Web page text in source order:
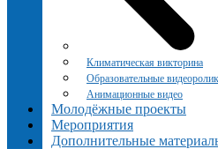
Климатическая викторина
Образовательные
Анимационные видео
Молодёжные проекты
Мероприятия
Дополнительные